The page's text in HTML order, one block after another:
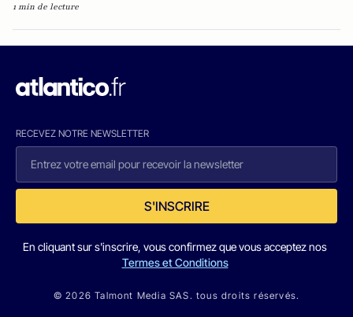
1 min de lecture
RECEVEZ NOTRE NEWSLETTER
S'INSCRIRE
En cliquant sur s'inscrire, vous confirmez que vous acceptez nos
Termes et Conditions
© 2026 Talmont Media SAS. tous droits réservés.